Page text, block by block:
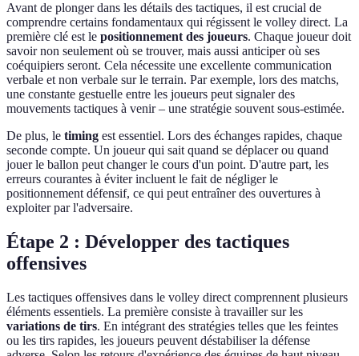
Avant de plonger dans les détails des tactiques, il est crucial de
comprendre certains fondamentaux qui régissent le volley direct. La
première clé est le positionnement des joueurs. Chaque joueur doit
savoir non seulement où se trouver, mais aussi anticiper où ses
coéquipiers seront. Cela nécessite une excellente communication
verbale et non verbale sur le terrain. Par exemple, lors des matchs,
une constante gestuelle entre les joueurs peut signaler des
mouvements tactiques à venir – une stratégie souvent sous-estimée.
De plus, le timing est essentiel. Lors des échanges rapides, chaque
seconde compte. Un joueur qui sait quand se déplacer ou quand
jouer le ballon peut changer le cours d'un point. D'autre part, les
erreurs courantes à éviter incluent le fait de négliger le
positionnement défensif, ce qui peut entraîner des ouvertures à
exploiter par l'adversaire.
Étape 2 : Développer des tactiques
offensives
Les tactiques offensives dans le volley direct comprennent plusieurs
éléments essentiels. La première consiste à travailler sur les
variations de tirs. En intégrant des stratégies telles que les feintes
ou les tirs rapides, les joueurs peuvent déstabiliser la défense